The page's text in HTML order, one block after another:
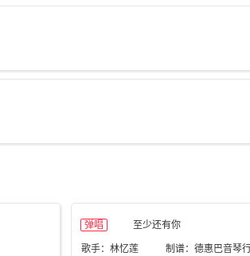
弹唱 至少还有你
歌手：林忆莲 制谱：德惠巴音琴